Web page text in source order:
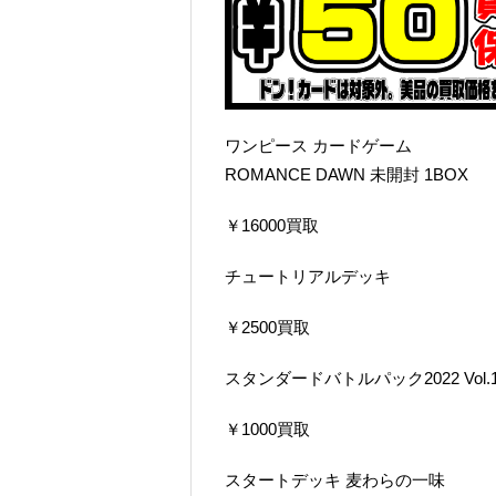
ワンピース カードゲーム
ROMANCE DAWN 未開封 1BOX
￥16000買取
チュートリアルデッキ
￥2500買取
スタンダードバトルパック2022
￥1000買取
スタートデッキ 麦わらの一味